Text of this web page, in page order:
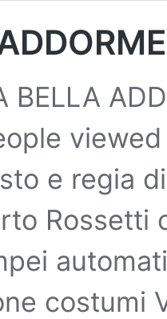
BELLA
e regia
Rossetti
costumi